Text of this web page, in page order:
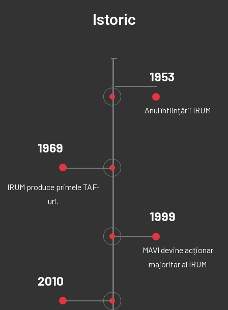
Istoric
1953
Anul înființării IRUM
1969
IRUM produce primele TAF-
uri.
1999
MAVI devine acţionar
majoritar al IRUM
2010